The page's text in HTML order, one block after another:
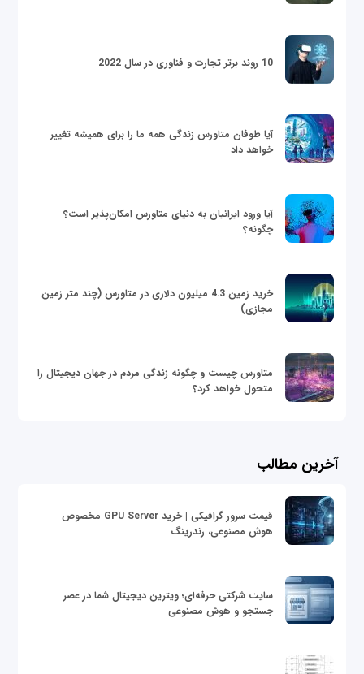
10 روند برتر تجارت و فناوری در سال 2022
آیا طوفان متاورس زندگی همه ما را برای همیشه تغییر
خواهد داد
آیا ورود ایرانیان به دنیای متاورس امکان‌پذیر است؟
چگونه؟
خرید زمین 4.3 میلیون دلاری در متاورس (چند متر زمین
مجازی)
متاورس چیست و چگونه زندگی مردم در جهان دیجیتال را
متحول خواهد کرد؟
آخرین مطالب
قیمت سرور گرافیکی | خرید GPU Server مخصوص
هوش مصنوعی، رندرینگ
سایت شرکتی حرفه‌ای؛ ویترین دیجیتال شما در عصر
جستجو و هوش مصنوعی